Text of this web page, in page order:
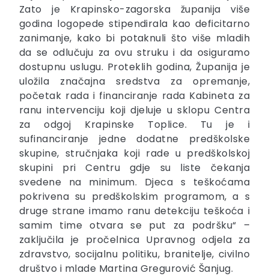
Zato je Krapinsko-zagorska županija više
godina logopede stipendirala kao deficitarno
zanimanje, kako bi potaknuli što više mladih
da se odlučuju za ovu struku i da osiguramo
dostupnu uslugu. Proteklih godina, Županija je
uložila značajna sredstva za opremanje,
početak rada i financiranje rada Kabineta za
ranu intervenciju koji djeluje u sklopu Centra
za odgoj Krapinske Toplice. Tu je i
sufinanciranje jedne dodatne predškolske
skupine, stručnjaka koji rade u predškolskoj
skupini pri Centru gdje su liste čekanja
svedene na minimum. Djeca s teškoćama
pokrivena su predškolskim programom, a s
druge strane imamo ranu detekciju teškoća i
samim time otvara se put za podršku“ –
zaključila je pročelnica Upravnog odjela za
zdravstvo, socijalnu politiku, branitelje, civilno
društvo i mlade Martina Gregurović Šanjug.